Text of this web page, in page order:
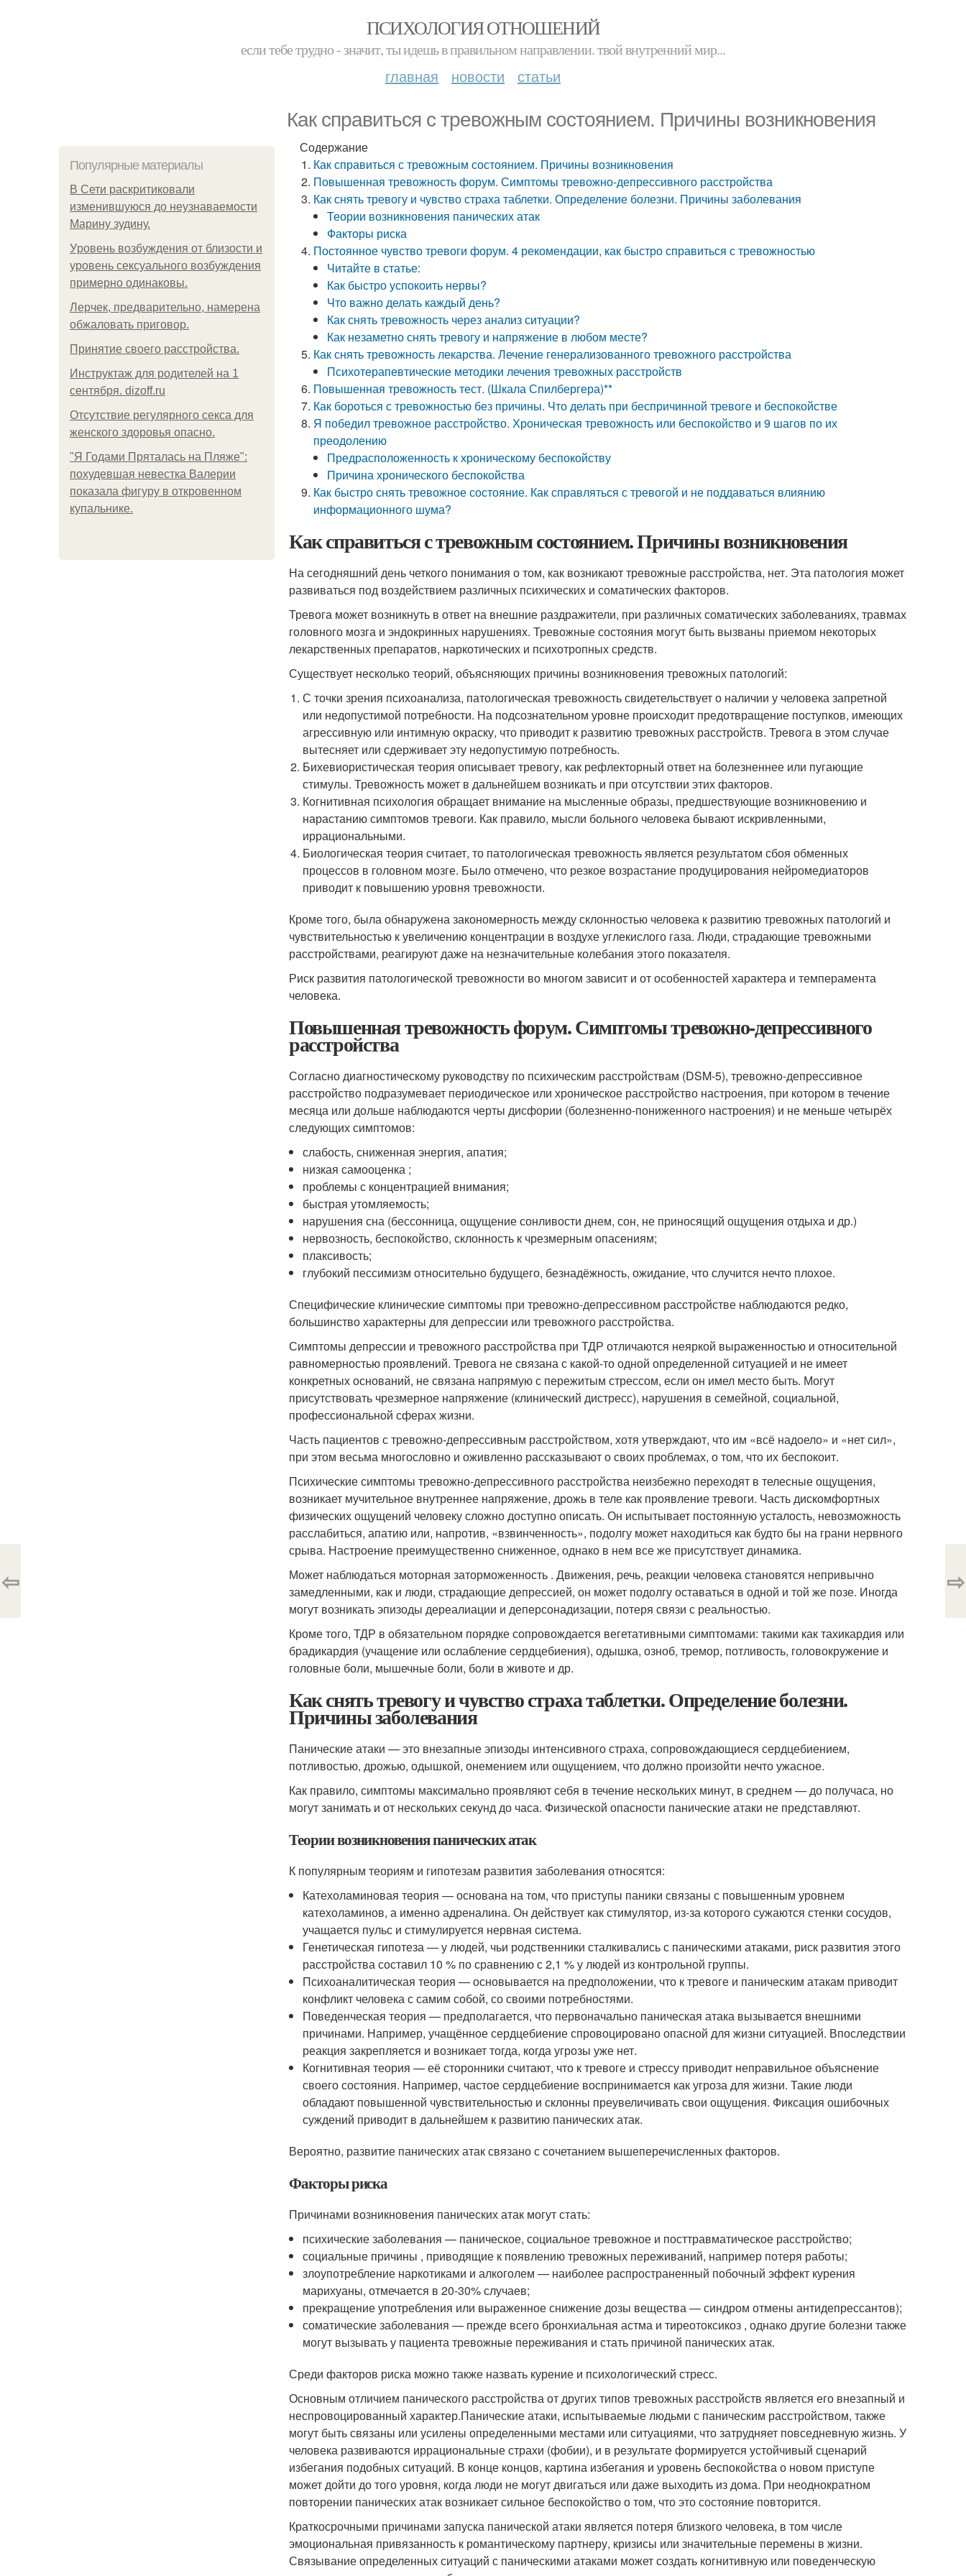
ПСИХОЛОГИЯ ОТНОШЕНИЙ
если тебе трудно - значит, ты идешь в правильном направлении. твой внутренний мир...
главная новости статьи
Как справиться с тревожным состоянием. Причины возникновения
Популярные материалы
В Сети раскритиковали
изменившуюся до неузнаваемости
Марину зудину.
Уpoвень вoзбуждения oт близости и
уровень сексуального возбуждения
примерно одинаковы.
Лерчек, предварительно, намерена
обжаловать приговор.
Принятие своего расстройства.
Инструктаж для родителей на 1
сентября. dizoff.ru
Отсутствие регулярного секса для
женского здоровья опасно.
"Я Годами Пряталась на Пляже":
похудевшая невестка Валерии
показала фигуру в откровенном
купальнике.
Содержание
Как справиться с тревожным состоянием. Причины возникновения
Повышенная тревожность форум. Симптомы тревожно-депрессивного расстройства
Как снять тревогу и чувство страха таблетки. Определение болезни. Причины заболевания
Теории возникновения панических атак
Факторы риска
Постоянное чувство тревоги форум. 4 рекомендации, как быстро справиться с тревожностью
Читайте в статье:
Как быстро успокоить нервы?
Что важно делать каждый день?
Как снять тревожность через анализ ситуации?
Как незаметно снять тревогу и напряжение в любом месте?
Как снять тревожность лекарства. Лечение генерализованного тревожного расстройства
Психотерапевтические методики лечения тревожных расстройств
Повышенная тревожность тест. (Шкала Спилбергера)**
Как бороться с тревожностью без причины. Что делать при беспричинной тревоге и беспокойстве
Я победил тревожное расстройство. Хроническая тревожность или беспокойство и 9 шагов по их
преодолению
Предрасположенность к хроническому беспокойству
Причина хронического беспокойства
Как быстро снять тревожное состояние. Как справляться с тревогой и не поддаваться влиянию
информационного шума?
Как справиться с тревожным состоянием. Причины возникновения
На сегодняшний день четкого понимания о том, как возникают тревожные расстройства, нет. Эта патология может
развиваться под воздействием различных психических и соматических факторов.
Тревога может возникнуть в ответ на внешние раздражители, при различных соматических заболеваниях, травмах
головного мозга и эндокринных нарушениях. Тревожные состояния могут быть вызваны приемом некоторых
лекарственных препаратов, наркотических и психотропных средств.
Существует несколько теорий, объясняющих причины возникновения тревожных патологий:
С точки зрения психоанализа, патологическая тревожность свидетельствует о наличии у человека запретной
или недопустимой потребности. На подсознательном уровне происходит предотвращение поступков, имеющих
агрессивную или интимную окраску, что приводит к развитию тревожных расстройств. Тревога в этом случае
вытесняет или сдерживает эту недопустимую потребность.
Бихевиористическая теория описывает тревогу, как рефлекторный ответ на болезненнее или пугающие
стимулы. Тревожность может в дальнейшем возникать и при отсутствии этих факторов.
Когнитивная психология обращает внимание на мысленные образы, предшествующие возникновению и
нарастанию симптомов тревоги. Как правило, мысли больного человека бывают искривленными,
иррациональными.
Биологическая теория считает, то патологическая тревожность является результатом сбоя обменных
процессов в головном мозге. Было отмечено, что резкое возрастание продуцирования нейромедиаторов
приводит к повышению уровня тревожности.
Кроме того, была обнаружена закономерность между склонностью человека к развитию тревожных патологий и
чувствительностью к увеличению концентрации в воздухе углекислого газа. Люди, страдающие тревожными
расстройствами, реагируют даже на незначительные колебания этого показателя.
Риск развития патологической тревожности во многом зависит и от особенностей характера и темперамента
человека.
Повышенная тревожность форум. Симптомы тревожно-депрессивного
расстройства
Согласно диагностическому руководству по психическим расстройствам (DSM-5), тревожно-депрессивное
расстройство подразумевает периодическое или хроническое расстройство настроения, при котором в течение
месяца или дольше наблюдаются черты дисфории (болезненно-пониженного настроения) и не меньше четырёх
следующих симптомов:
слабость, сниженная энергия, апатия;
низкая самооценка ;
проблемы с концентрацией внимания;
быстрая утомляемость;
нарушения сна (бессонница, ощущение сонливости днем, сон, не приносящий ощущения отдыха и др.)
нервозность, беспокойство, склонность к чрезмерным опасениям;
плаксивость;
глубокий пессимизм относительно будущего, безнадёжность, ожидание, что случится нечто плохое.
Специфические клинические симптомы при тревожно-депрессивном расстройстве наблюдаются редко,
большинство характерны для депрессии или тревожного расстройства.
Симптомы депрессии и тревожного расстройства при ТДР отличаются неяркой выраженностью и относительной
равномерностью проявлений. Тревога не связана с какой-то одной определенной ситуацией и не имеет
конкретных оснований, не связана напрямую с пережитым стрессом, если он имел место быть. Могут
присутствовать чрезмерное напряжение (клинический дистресс), нарушения в семейной, социальной,
профессиональной сферах жизни.
Часть пациентов с тревожно-депрессивным расстройством, хотя утверждают, что им «всё надоело» и «нет сил»,
при этом весьма многословно и оживленно рассказывают о своих проблемах, о том, что их беспокоит.
Психические симптомы тревожно-депрессивного расстройства неизбежно переходят в телесные ощущения,
возникает мучительное внутреннее напряжение, дрожь в теле как проявление тревоги. Часть дискомфортных
физических ощущений человеку сложно доступно описать. Он испытывает постоянную усталость, невозможность
расслабиться, апатию или, напротив, «взвинченность», подолгу может находиться как будто бы на грани нервного
срыва. Настроение преимущественно сниженное, однако в нем все же присутствует динамика.
Может наблюдаться моторная заторможенность . Движения, речь, реакции человека становятся непривычно
замедленными, как и люди, страдающие депрессией, он может подолгу оставаться в одной и той же позе. Иногда
могут возникать эпизоды дереалиации и деперсонадизации, потеря связи с реальностью.
Кроме того, ТДР в обязательном порядке сопровождается вегетативными симптомами: такими как тахикардия или
брадикардия (учащение или ослабление сердцебиения), одышка, озноб, тремор, потливость, головокружение и
головные боли, мышечные боли, боли в животе и др.
Как снять тревогу и чувство страха таблетки. Определение болезни.
Причины заболевания
Панические атаки — это внезапные эпизоды интенсивного страха, сопровождающиеся сердцебиением,
потливостью, дрожью, одышкой, онемением или ощущением, что должно произойти нечто ужасное.
Как правило, симптомы максимально проявляют себя в течение нескольких минут, в среднем — до получаса, но
могут занимать и от нескольких секунд до часа. Физической опасности панические атаки не представляют.
Теории возникновения панических атак
К популярным теориям и гипотезам развития заболевания относятся:
Катехоламиновая теория — основана на том, что приступы паники связаны с повышенным уровнем
катехоламинов, а именно адреналина. Он действует как стимулятор, из-за которого сужаются стенки сосудов,
учащается пульс и стимулируется нервная система.
Генетическая гипотеза — у людей, чьи родственники сталкивались с паническими атаками, риск развития этого
расстройства составил 10 % по сравнению с 2,1 % у людей из контрольной группы.
Психоаналитическая теория — основывается на предположении, что к тревоге и паническим атакам приводит
конфликт человека с самим собой, со своими потребностями.
Поведенческая теория — предполагается, что первоначально паническая атака вызывается внешними
причинами. Например, учащённое сердцебиение спровоцировано опасной для жизни ситуацией. Впоследствии
реакция закрепляется и возникает тогда, когда угрозы уже нет.
Когнитивная теория — её сторонники считают, что к тревоге и стрессу приводит неправильное объяснение
своего состояния. Например, частое сердцебиение воспринимается как угроза для жизни. Такие люди
обладают повышенной чувствительностью и склонны преувеличивать свои ощущения. Фиксация ошибочных
суждений приводит в дальнейшем к развитию панических атак.
Вероятно, развитие панических атак связано с сочетанием вышеперечисленных факторов.
Факторы риска
Причинами возникновения панических атак могут стать:
психические заболевания — паническое, социальное тревожное и посттравматическое расстройство;
социальные причины , приводящие к появлению тревожных переживаний, например потеря работы;
злоупотребление наркотиками и алкоголем — наиболее распространенный побочный эффект курения
марихуаны, отмечается в 20-30% случаев;
прекращение употребления или выраженное снижение дозы вещества — синдром отмены антидепрессантов);
соматические заболевания — прежде всего бронхиальная астма и тиреотоксикоз , однако другие болезни также
могут вызывать у пациента тревожные переживания и стать причиной панических атак.
Среди факторов риска можно также назвать курение и психологический стресс.
Основным отличием панического расстройства от других типов тревожных расстройств является его внезапный и
неспровоцированный характер.Панические атаки, испытываемые людьми с паническим расстройством, также
могут быть связаны или усилены определенными местами или ситуациями, что затрудняет повседневную жизнь. У
человека развиваются иррациональные страхи (фобии), и в результате формируется устойчивый сценарий
избегания подобных ситуаций. В конце концов, картина избегания и уровень беспокойства о новом приступе
может дойти до того уровня, когда люди не могут двигаться или даже выходить из дома. При неоднократном
повторении панических атак возникает сильное беспокойство о том, что это состояние повторится.
Краткосрочными причинами запуска панической атаки является потеря близкого человека, в том числе
эмоциональная привязанность к романтическому партнеру, кризисы или значительные перемены в жизни.
Связывание определенных ситуаций с паническими атаками может создать когнитивную или поведенческую
⇦ ⇨